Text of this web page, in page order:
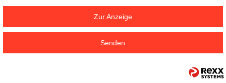
Zur Anzeige
Senden